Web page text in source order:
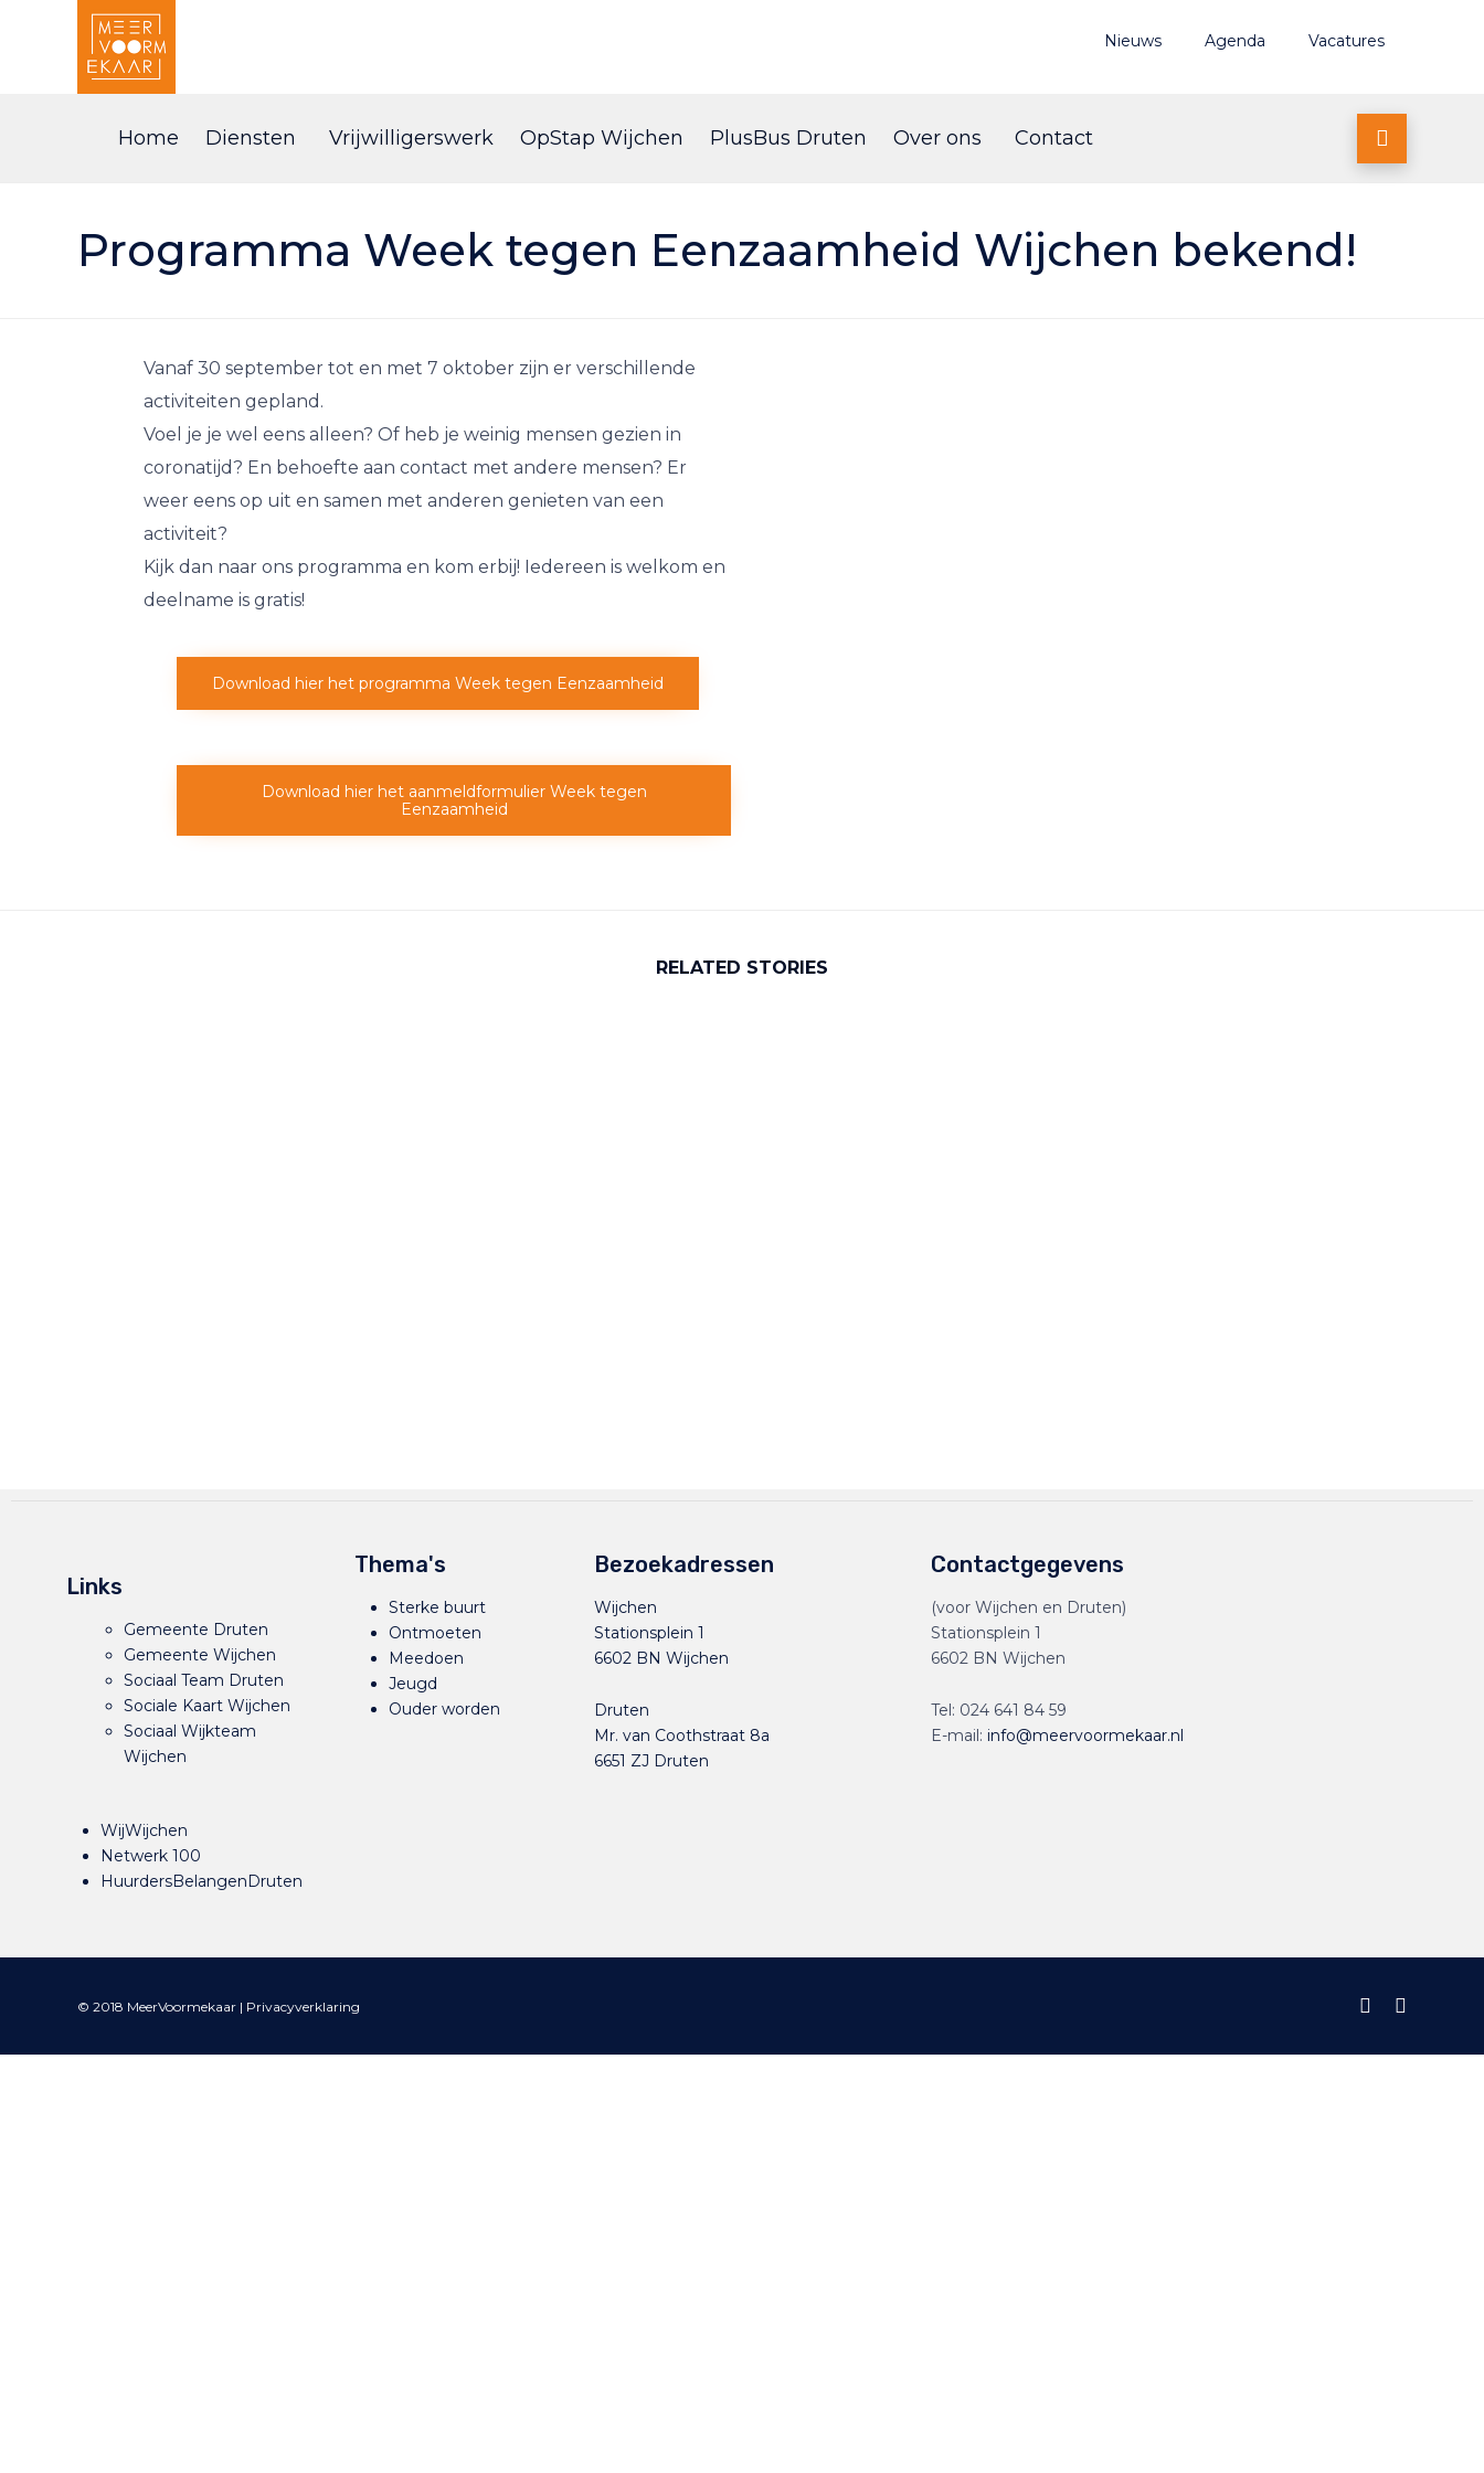
Nieuws Agenda Vacatures
to
Home Diensten Vrijwilligerswerk OpStap Wijchen PlusBus Druten Over ons Contact 
Programma Week tegen Eenzaamheid Wijchen bekend!
Vanaf 30 september tot en met 7 oktober zijn er verschillende
activiteiten gepland.
Voel je je wel eens alleen? Of heb je weinig mensen gezien in
coronatijd? En behoefte aan contact met andere mensen? Er
weer eens op uit en samen met anderen genieten van een
activiteit?
Kijk dan naar ons programma en kom erbij! Iedereen is welkom en
deelname is gratis!
Download hier het programma Week tegen Eenzaamheid
Download hier het aanmeldformulier Week tegen
Eenzaamheid
RELATED STORIES
Links
Gemeente Druten
Gemeente Wijchen
Sociaal Team Druten
Sociale Kaart Wijchen
Sociaal Wijkteam
Wijchen
WijWijchen
Netwerk 100
HuurdersBelangenDruten
Thema's
Sterke buurt
Ontmoeten
Meedoen
Jeugd
Ouder worden
Bezoekadressen
Wijchen
Stationsplein 1
6602 BN Wijchen
Druten
Mr. van Coothstraat 8a
6651 ZJ Druten
Contactgegevens
(voor Wijchen en Druten)
Stationsplein 1
6602 BN Wijchen
Tel: 024 641 84 59
E-mail: info@meervoormekaar.nl
© 2018 MeerVoormekaar | Privacyverklaring